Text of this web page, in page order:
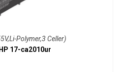
Polymer,3 Celler)
17-ca2010ur